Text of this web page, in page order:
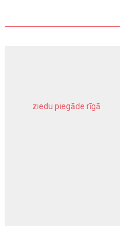
ziedu piegāde rīgā